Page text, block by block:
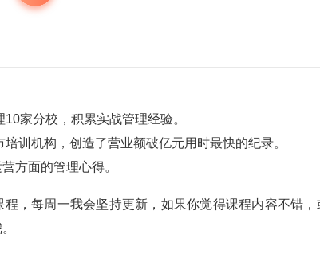
家分校，积累实战管理经验。
训机构，创造了营业额破亿元用时最快的纪录。
方面的管理心得。
，每周一我会坚持更新，如果你觉得课程内容不错